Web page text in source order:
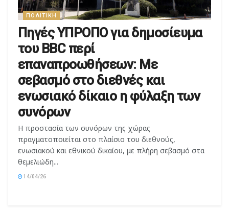
Πηγές ΥΠΡΟΠΟ για δημοσίευμα
του BBC περί
επαναπροωθήσεων: Με
σεβασμό στο διεθνές και
ενωσιακό δίκαιο η φύλαξη των
συνόρων
Η προστασία των συνόρων της χώρας
πραγματοποιείται στο πλαίσιο του διεθνούς,
ενωσιακού και εθνικού δικαίου, με πλήρη σεβασμό στα
θεμελιώδη...
14/04/26